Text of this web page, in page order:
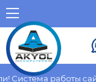
работы